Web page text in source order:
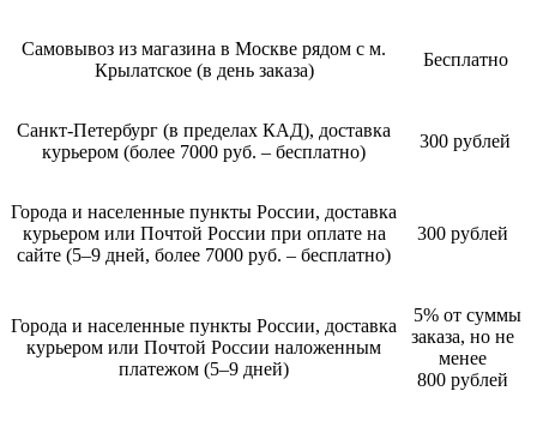
Самовывоз из магазина в Москве рядом с м.
Крылатское (в день заказа)
Бесплатно
Санкт-Петербург (в пределах КАД), доставка
курьером (более 7000 руб. – бесплатно)
300 рублей
Города и населенные пункты России, доставка
курьером или Почтой России при оплате на
сайте (5–9 дней, более 7000 руб. – бесплатно)
300 рублей
Города и населенные пункты России, доставка
курьером или Почтой России наложенным
платежом (5–9 дней)
5% от суммы
заказа, но не
менее
800 рублей